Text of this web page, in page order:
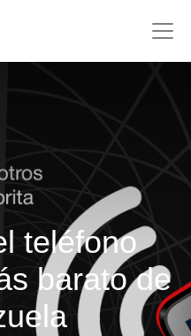
teléfono
barato de